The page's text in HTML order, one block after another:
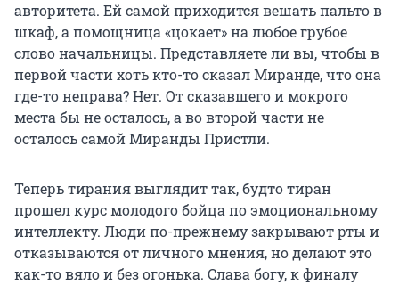
авторитета. Ей самой приходится вешать пальто в
шкаф, а помощница «цокает» на любое грубое
слово начальницы. Представляете ли вы, чтобы в
первой части хоть кто-то сказал Миранде, что она
где-то неправа? Нет. От сказавшего и мокрого
места бы не осталось, а во второй части не
осталось самой Миранды Пристли.
Теперь тирания выглядит так, будто тиран
прошел курс молодого бойца по эмоциональному
интеллекту. Люди по-прежнему закрывают рты и
отказываются от личного мнения, но делают это
как-то вяло и без огонька. Слава богу, к финалу